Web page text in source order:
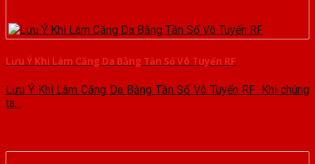
Lưu Ý Khi Làm Căng Da Bằng Tần Số Vô Tuyến RF
Lưu Ý Khi Làm Căng Da Bằng Tần Số Vô Tuyến RF Khi chúng
ta...